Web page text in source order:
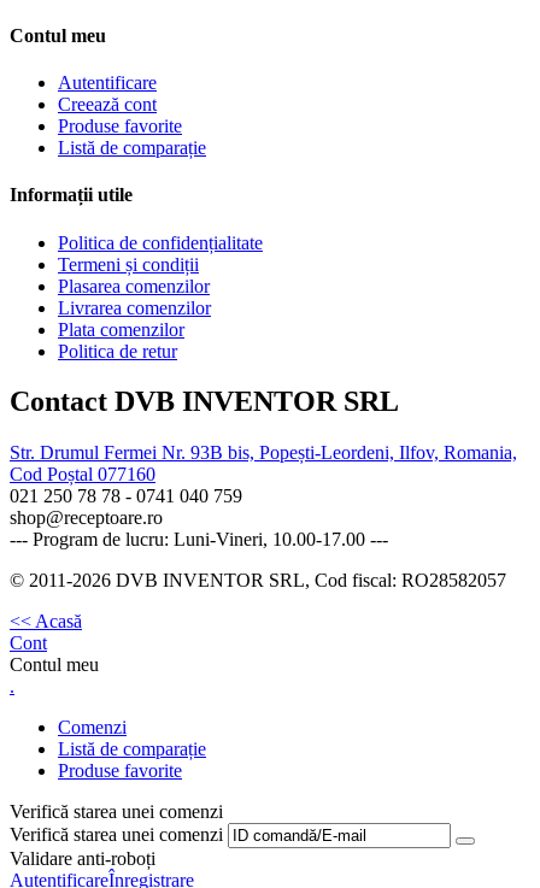
Contul meu
Autentificare
Creează cont
Produse favorite
Listă de comparație
Informații utile
Politica de confidențialitate
Termeni și condiții
Plasarea comenzilor
Livrarea comenzilor
Plata comenzilor
Politica de retur
Contact DVB INVENTOR SRL
Str. Drumul Fermei Nr. 93B bis, Popești-Leordeni, Ilfov, Romania,
Cod Poștal 077160
021 250 78 78 - 0741 040 759
shop@receptoare.ro
--- Program de lucru: Luni-Vineri, 10.00-17.00 ---
© 2011-2026 DVB INVENTOR SRL, Cod fiscal: RO28582057
<< Acasă
Cont
Contul meu
.
Comenzi
Listă de comparație
Produse favorite
Verifică starea unei comenzi
Verifică starea unei comenzi
Validare anti-roboți
AutentificareÎnregistrare